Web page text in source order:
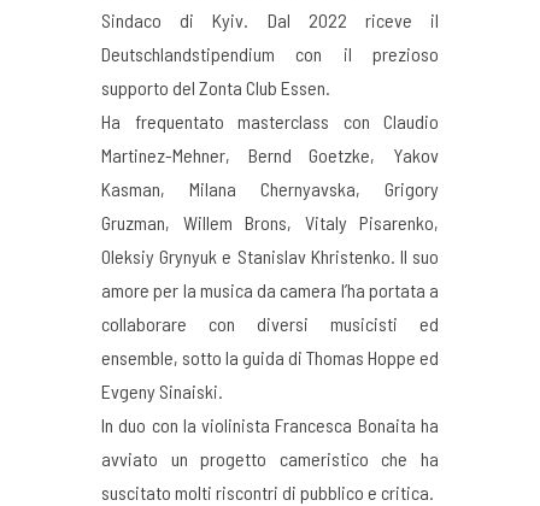
Sindaco di Kyiv. Dal 2022 riceve il
Deutschlandstipendium con il prezioso
supporto del Zonta Club Essen.
Ha frequentato masterclass con Claudio
Martinez-Mehner, Bernd Goetzke, Yakov
Kasman, Milana Chernyavska, Grigory
Gruzman, Willem Brons, Vitaly Pisarenko,
Oleksiy Grynyuk e Stanislav Khristenko. Il suo
amore per la musica da camera l’ha portata a
collaborare con diversi musicisti ed
ensemble, sotto la guida di Thomas Hoppe ed
Evgeny Sinaiski.
In duo con la violinista Francesca Bonaita ha
avviato un progetto cameristico che ha
suscitato molti riscontri di pubblico e critica.